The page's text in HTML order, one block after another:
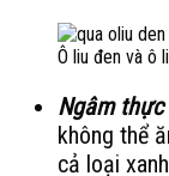
Ô liu đen và ô
Ngâm
không thể
cả loại